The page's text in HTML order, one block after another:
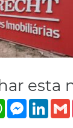
esta
WhatsApp